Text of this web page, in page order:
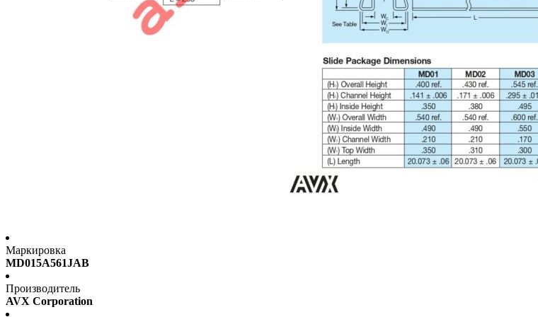
Маркировка
MD015A561JAB
Производитель
AVX Corporation